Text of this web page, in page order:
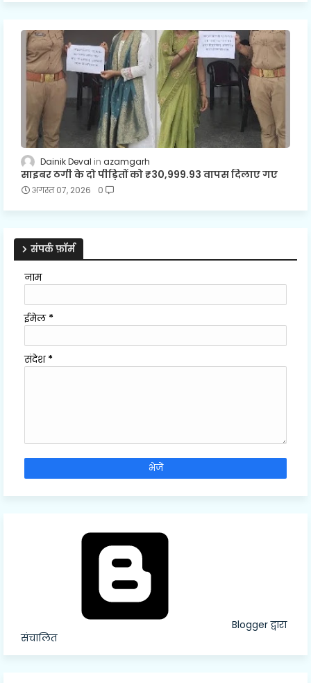
Dainik Deval azamgarh
साइबर ठगी के दो पीड़ितों को ₹30,999.93 वापस दिलाए गए
अगस्त 07, 2026 0
संपर्क फ़ॉर्म
नाम
ईमेल *
संदेश *
Blogger द्वारा
संचालित